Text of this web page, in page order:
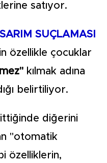
satıyor.
SUÇLAMASI
özellikle çocuklar
kılmak adına
belirtiliyor.
diğerini
"otomatik
özelliklerin,